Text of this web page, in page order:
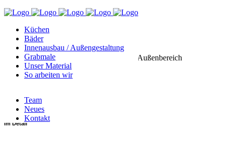
Küchen
Bäder
Innenausbau / Außengestaltung
Grabmale
Unser Material
So arbeiten wir
Team
Neues
Kontakt
Kategorie
für Küchenprojekte, für Innenbereich, für Außenbereich
Hartgestein
im Detail